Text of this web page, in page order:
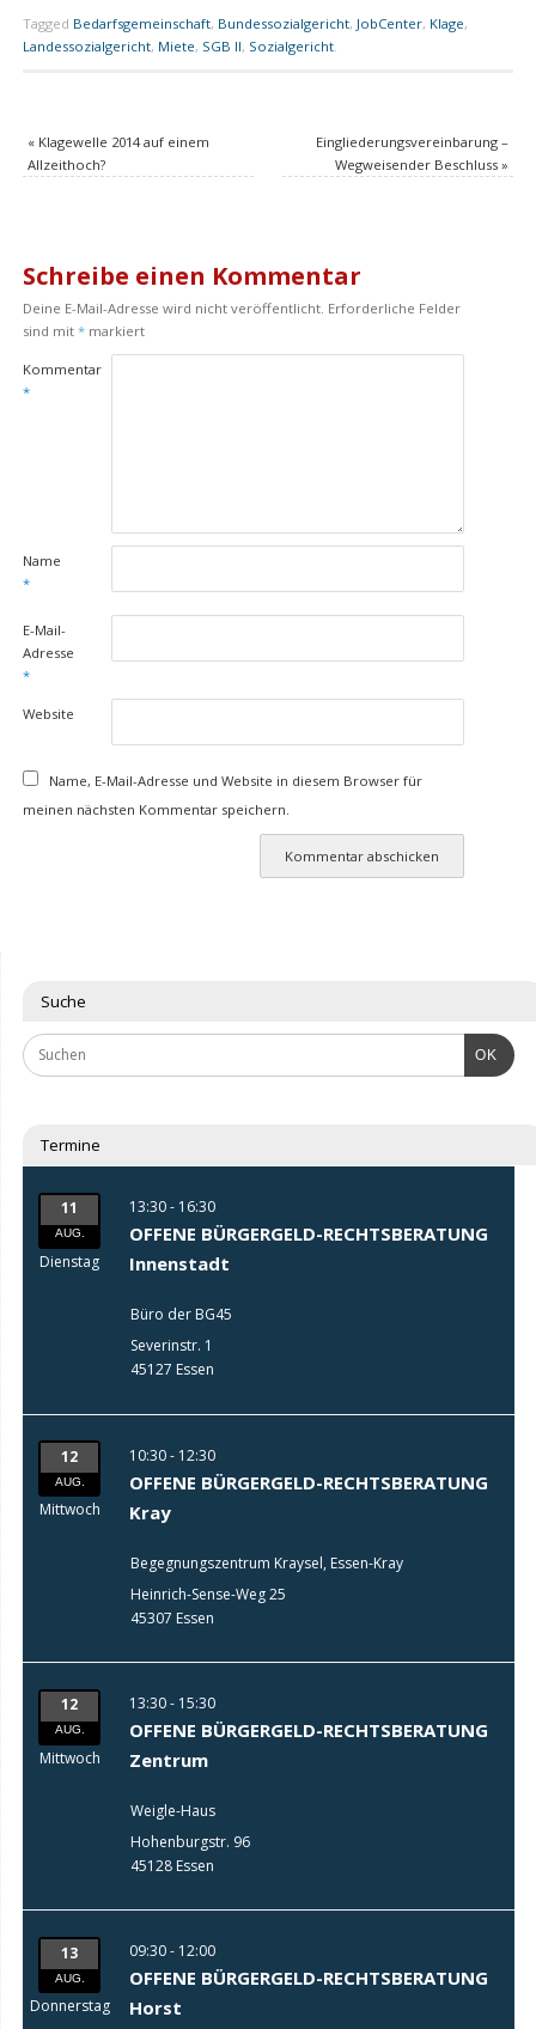
Tagged Bedarfsgemeinschaft, Bundessozialgericht, JobCenter, Klage,
Landessozialgericht, Miete, SGB II, Sozialgericht.
«Klagewelle 2014 auf einem
Allzeithoch?
Eingliederungsvereinbarung –
Wegweisender Beschluss»
Schreibe einen Kommentar
Deine E-Mail-Adresse wird nicht veröffentlicht. Erforderliche Felder
sind mit *markiert
Kommentar
*
Name
*
E-Mail-
Adresse
*
Website
Name, E-Mail-Adresse und Website in diesem Browser für
meinen nächsten Kommentar speichern.
Suche
OK
Termine
11
AUG.
Dienstag
13:30 - 16:30
OFFENE BÜRGERGELD-RECHTSBERATUNG
Innenstadt
Büro der BG45
Severinstr. 1
45127 Essen
12
AUG.
Mittwoch
10:30 - 12:30
OFFENE BÜRGERGELD-RECHTSBERATUNG
Kray
Begegnungszentrum Kraysel, Essen-Kray
Heinrich-Sense-Weg 25
45307 Essen
12
AUG.
Mittwoch
13:30 - 15:30
OFFENE BÜRGERGELD-RECHTSBERATUNG
Zentrum
Weigle-Haus
Hohenburgstr. 96
45128 Essen
13
AUG.
Donnerstag
09:30 - 12:00
OFFENE BÜRGERGELD-RECHTSBERATUNG
Horst